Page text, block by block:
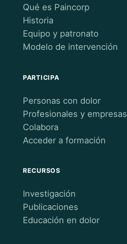
Qué es Paincorp
Historia
Equipo y patronato
Modelo de intervención
PARTICIPA
Personas con dolor
Profesionales y empresas
Colabora
Acceder a formación
RECURSOS
Investigación
Publicaciones
Educación en dolor